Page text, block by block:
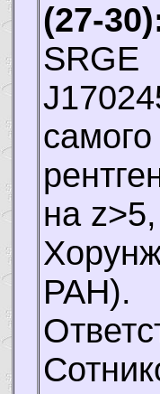
(27-
SRGE
на z>5,
РАН).